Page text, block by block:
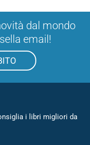
dal mondo
email!
i libri migliori da